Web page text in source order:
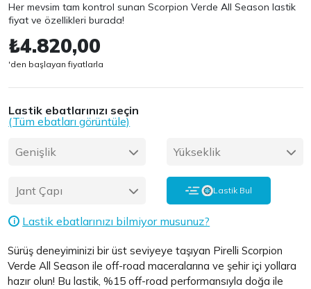
Her mevsim tam kontrol sunan Scorpion Verde All Season lastik
fiyat ve özellikleri burada!
₺4.820,00
'den başlayan fiyatlarla
Lastik ebatlarınızı seçin
(Tüm ebatları görüntüle)
Genişlik Yükseklik
Jant Çapı Lastik Bul
i Lastik ebatlarınızı bilmiyor musunuz?
Sürüş deneyiminizi bir üst seviyeye taşıyan Pirelli Scorpion
Verde All Season ile off-road maceralarına ve şehir içi yollara
hazır olun! Bu lastik, %15 off-road performansıyla doğa ile